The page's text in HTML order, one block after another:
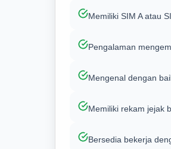
Memiliki SIM A atau
Pengalaman
Mengenal dengan
Memiliki rekam jejak
Bersedia bekerja